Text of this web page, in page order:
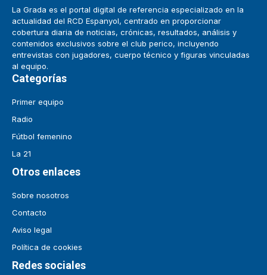
La Grada es el portal digital de referencia especializado en la
actualidad del RCD Espanyol, centrado en proporcionar
cobertura diaria de noticias, crónicas, resultados, análisis y
contenidos exclusivos sobre el club perico, incluyendo
entrevistas con jugadores, cuerpo técnico y figuras vinculadas
al equipo.
Categorías
Primer equipo
Radio
Fútbol femenino
La 21
Otros enlaces
Sobre nosotros
Contacto
Aviso legal
Política de cookies
Redes sociales